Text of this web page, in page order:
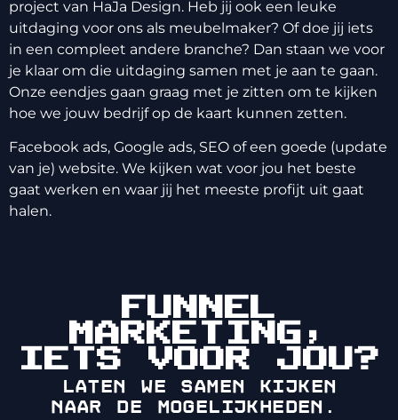
project van HaJa Design. Heb jij ook een leuke
uitdaging voor ons als meubelmaker? Of doe jij iets
in een compleet andere branche? Dan staan we voor
je klaar om die uitdaging samen met je aan te gaan.
Onze eendjes gaan graag met je zitten om te kijken
hoe we jouw bedrijf op de kaart kunnen zetten.
Facebook ads, Google ads, SEO of een goede (update
van je) website. We kijken wat voor jou het beste
gaat werken en waar jij het meeste profijt uit gaat
halen.
FUNNEL
MARKETING,
IETS VOOR JOU?
Laten we samen kijken
naar de mogelijkheden.